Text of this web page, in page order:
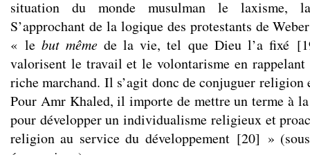
situation du monde musulman le laxisme, la
S’approchant de la logique des protestants de
« lebut mêmede la vie, tel que Dieu l’a fixé[
valorisent le travail et le volontarisme en
riche marchand. Il s’agit donc de conjuguer religion
Pour Amr Khaled, il importe de mettre un terme à
pour développer un individualisme religieux et
religion au service du développement[20] »